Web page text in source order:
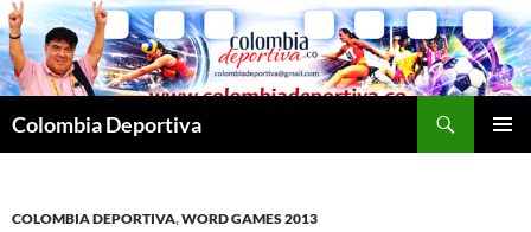
Saltar
al
contenido
Colombia Deportiva
COLOMBIA DEPORTIVA,WORD GAMES 2013